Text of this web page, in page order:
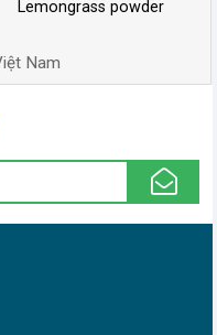
Lemongrass powder
Nam